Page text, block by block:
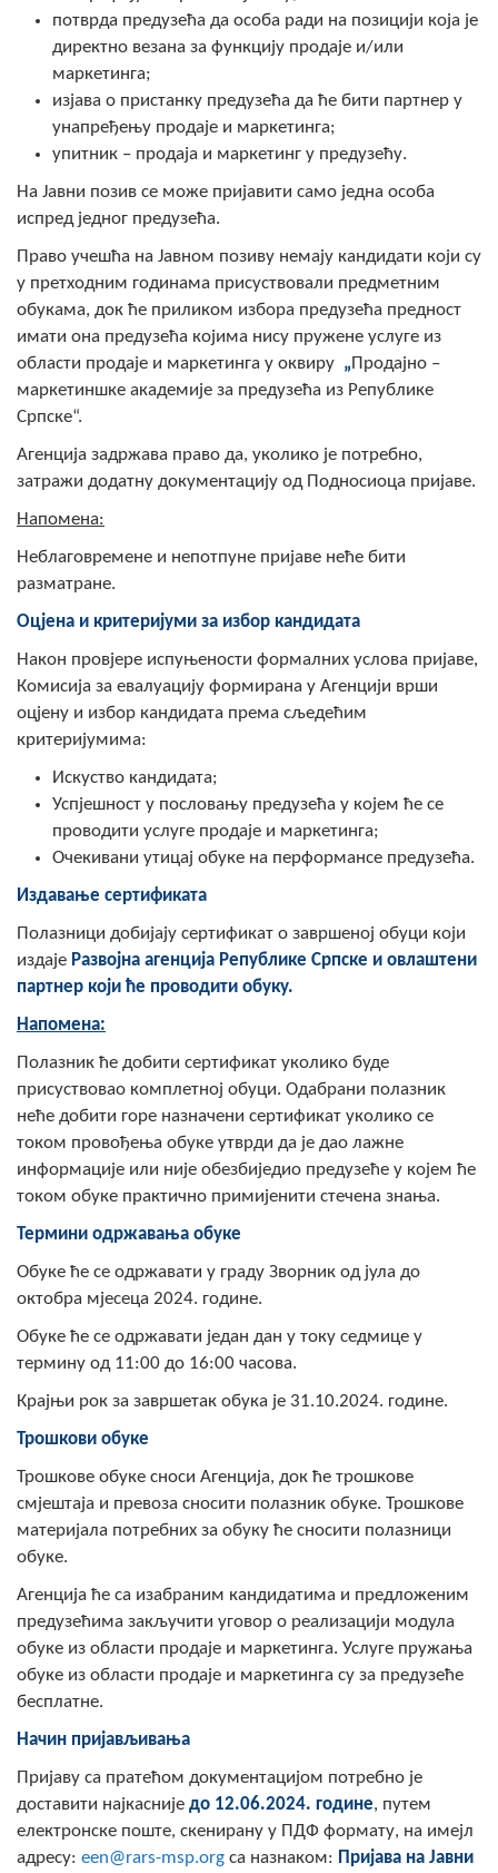
потврда предузећа да особа ради на позицији која је
директно везана за функцију продаје и/или
маркетинга;
изјава о пристанку предузећа да ће бити партнер у
унапређењу продаје и маркетинга;
упитник – продаја и маркетинг у предузећу.
На Јавни позив се може пријавити само једна особа
испред једног предузећа.
Право учешћа на Јавном позиву немају кандидати који су
у претходним годинама присуствовали предметним
обукама, док ће приликом избора предузећа предност
имати она предузећа којима нису пружене услуге из
области продаје и маркетинга у оквиру „Продајно –
маркетиншке академије за предузећа из Републике
Српске“.
Агенција задржава право да, уколико је потребно,
затражи додатну документацију од Подносиоца пријаве.
Напомена:
Неблаговремене и непотпуне пријаве неће бити
разматране.
Оцјена и критеријуми за избор кандидата
Након провјере испуњености формалних услова пријаве,
Комисија за евалуацију формирана у Агенцији врши
оцјену и избор кандидата према сљедећим
критеријумима:
Искуство кандидата;
Успјешност у пословању предузећа у којем ће се
проводити услуге продаје и маркетинга;
Очекивани утицај обуке на перформансе предузећа.
Издавање сертификата
Полазници добијају сертификат о завршеној обуци који
издаје Развојна агенција Републике Српске и овлаштени
партнер који ће проводити обуку.
Напомена:
Полазник ће добити сертификат уколико буде
присуствовао комплетној обуци. Одабрани полазник
неће добити горе назначени сертификат уколико се
током провођења обуке утврди да је дао лажне
информације или није обезбиједио предузеће у којем ће
током обуке практично примијенити стечена знања.
Термини одржавања обуке
Обуке ће се одржавати у граду Зворник од јула до
октобра мјесеца 2024. године.
Обуке ће се одржавати један дан у току седмице у
термину од 11:00 до 16:00 часова.
Крајњи рок за завршетак обука је 31.10.2024. године.
Трошкови обуке
Трошкове обуке сноси Агенција, док ће трошкове
смјештаја и превоза сносити полазник обуке. Трошкове
материјала потребних за обуку ће сносити полазници
обуке.
Агенција ће са изабраним кандидатима и предложеним
предузећима закључити уговор о реализацији модула
обуке из области продаје и маркетинга. Услуге пружања
обуке из области продаје и маркетинга су за предузеће
бесплатне.
Начин пријављивања
Пријаву са пратећом документацијом потребно је
доставити најкасније до 12.06.2024. године, путем
електронске поште, скенирану у ПДФ формату, на имејл
адресу: een@rars-msp.org са назнаком: Пријава на Јавни